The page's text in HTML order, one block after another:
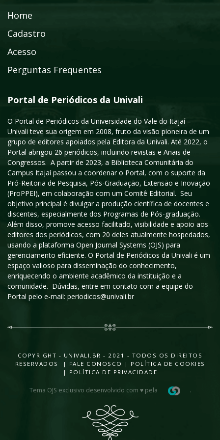
Home
Cadastro
Acesso
Perguntas Frequentes
Portal de Periódicos da Univali
O Portal de Periódicos da Universidade do Vale do Itajaí –
Univali teve sua origem em 2008, fruto da visão pioneira de um
grupo de editores apoiados pela Editora da Univali. Até 2022, o
Portal abrigou 26 periódicos, incluindo revistas e Anais de
Congressos. A partir de 2023, a Biblioteca Comunitária do
Campus Itajaí passou a coordenar o Portal, com o suporte da
Pró-Reitoria de Pesquisa, Pós-Graduação, Extensão e Inovação
(ProPPEI), em colaboração com um Comitê Editorial. Seu
objetivo principal é divulgar a produção científica de docentes e
discentes, especialmente dos Programas de Pós-graduação.
Além disso, promove acesso facilitado, visibilidade e apoio aos
editores dos periódicos, com 20 deles atualmente hospedados,
usando a plataforma Open Journal Systems (OJS) para
gerenciamento eficiente. O Portal de Periódicos da Univali é um
espaço valioso para disseminação do conhecimento,
enriquecendo o ambiente acadêmico da instituição e a
comunidade. Dúvidas, entre em contato com a equipe do
Portal pelo e-mail: periodicos@univali.br
COPYRIGHT - UNIVALI.BR - 2021 - TODOS OS DIREITOS
RESERVADOS |
FALE CONOSCO | POLÍTICA DE COOKIES
| POLÍTICA DE PRIVACIDADE
Tema OJS exclusivo desenvolvido com ♥ pela .